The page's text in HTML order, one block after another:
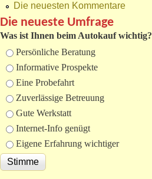
Die neuesten Kommentare
Die neueste Umfrage
Was ist Ihnen beim Autokauf wichtig?
Auswahlmöglichkeiten
Persönliche Beratung
Informative Prospekte
Eine Probefahrt
Zuverlässige Betreuung
Gute Werkstatt
Internet-Info genügt
Eigene Erfahrung wichtiger